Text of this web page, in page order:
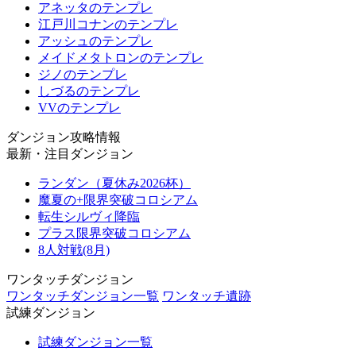
アネッタのテンプレ
江戸川コナンのテンプレ
アッシュのテンプレ
メイドメタトロンのテンプレ
ジノのテンプレ
しづるのテンプレ
VVのテンプレ
ダンジョン攻略情報
最新・注目ダンジョン
ランダン（夏休み2026杯）
魔夏の+限界突破コロシアム
転生シルヴィ降臨
プラス限界突破コロシアム
8人対戦(8月)
ワンタッチダンジョン
ワンタッチダンジョン一覧 ワンタッチ遺跡
試練ダンジョン
試練ダンジョン一覧